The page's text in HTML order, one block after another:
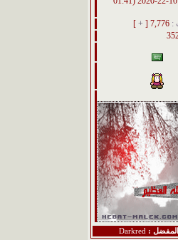
:
7,776 [
+
]
:
Darkred